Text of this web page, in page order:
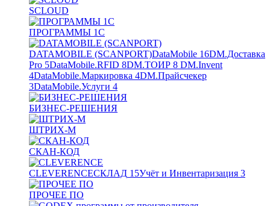
SCLOUD
ПРОГРАММЫ 1С
DATAMOBILE (SCANPORT)DataMobile 16DM.Доставка
Pro 5DataMobile.RFID 8DM.ТОИР 8 DM.Invent
4DataMobile.Маркировка 4DM.Прайсчекер
3DataMobile.Услуги 4
БИЗНЕС-РЕШЕНИЯ
ШТРИХ-М
СКАН-КОД
CLEVERENCEСКЛАД 15Учёт и Инвентаризация 3
ПРОЧЕЕ ПО